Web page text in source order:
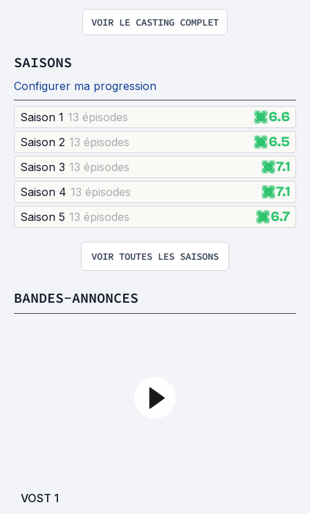
VOIR LE CASTING COMPLET
SAISONS
Configurer ma progression
Saison 1 13 épisodes 6.6
Saison 2 13 épisodes 6.5
Saison 3 13 épisodes 7.1
Saison 4 13 épisodes 7.1
Saison 5 13 épisodes 6.7
VOIR TOUTES LES SAISONS
BANDES-ANNONCES
VOST 1